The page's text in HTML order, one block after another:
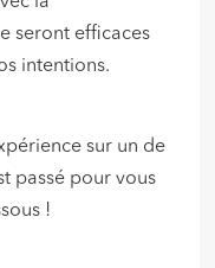
seront efficaces
intentions.
sur un de
passé pour vous
!